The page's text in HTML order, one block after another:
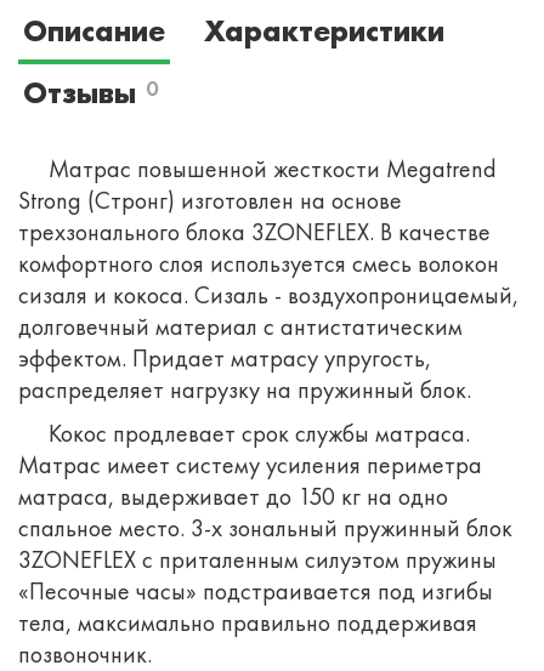
Описание
Характеристики
Отзывы 0
Матрас повышенной жесткости Megatrend
Strong (Стронг) изготовлен на основе
трехзонального блока 3ZONEFLEX. В качестве
комфортного слоя используется смесь волокон
сизаля и кокоса. Сизаль - воздухопроницаемый,
долговечный материал с антистатическим
эффектом. Придает матрасу упругость,
распределяет нагрузку на пружинный блок.
Кокос продлевает срок службы матраса.
Матрас имеет систему усиления периметра
матраса, выдерживает до 150 кг на одно
спальное место. 3-х зональный пружинный блок
3ZONEFLEX с приталенным силуэтом пружины
«Песочные часы» подстраивается под изгибы
тела, максимально правильно поддерживая
позвоночник.